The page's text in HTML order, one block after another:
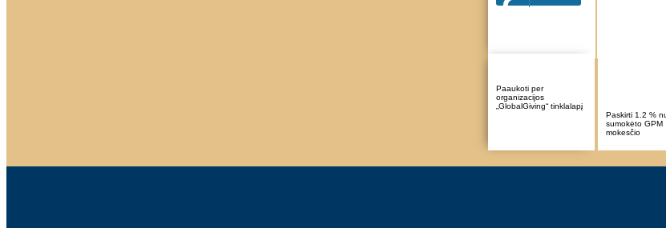
Paaukoti per
organizacijos
„GlobalGiving“ tinklalapį
Paskirti 1.2 %
sumokėto GPM
mokesčio